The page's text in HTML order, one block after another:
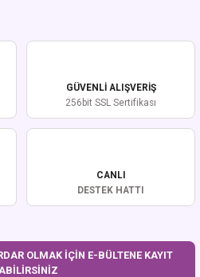
görüntülenemiyor.
pahalı.
olmalı.
GÜVENLİ ALIŞVERİŞ
256bit SSL Sertifikası
CANLI
DESTEK HATTI
OLMAK İÇİN E-BÜLTENE KAYIT